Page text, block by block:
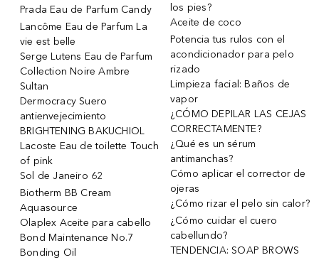
Prada Eau de Parfum Candy
Lancôme Eau de Parfum La
vie est belle
Serge Lutens Eau de Parfum
Collection Noire Ambre
Sultan
Dermocracy Suero
antienvejecimiento
BRIGHTENING BAKUCHIOL
Lacoste Eau de toilette Touch
of pink
Sol de Janeiro 62
Biotherm BB Cream
Aquasource
Olaplex Aceite para cabello
Bond Maintenance No.7
Bonding Oil
los pies?
Aceite de coco
Potencia tus rulos con el
acondicionador para pelo
rizado
Limpieza facial: Baños de
vapor
¿CÓMO DEPILAR LAS CEJAS
CORRECTAMENTE?
¿Qué es un sérum
antimanchas?
Cómo aplicar el corrector de
ojeras
¿Cómo rizar el pelo sin calor?
¿Cómo cuidar el cuero
cabellundo?
TENDENCIA: SOAP BROWS